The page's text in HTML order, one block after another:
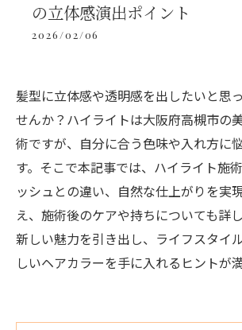
の立体感演出ポイント
2026/02/06
髪型に立体感や透明感を出したいと思
せんか？ハイライトは大阪府高槻市の
術ですが、自分に合う色味や入れ方に
す。そこで本記事では、ハイライト施
ッシュとの違い、自然な仕上がりを実
え、施術後のケアや持ちについても詳
新しい魅力を引き出し、ライフスタイ
しいヘアカラーを手に入れるヒントが満